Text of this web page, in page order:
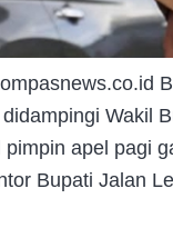
Wakil
pimpin apel pagi
Bupati Jalan